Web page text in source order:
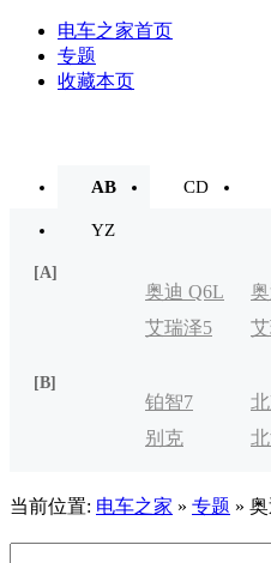
电车之家首页
专题
收藏本页
AB CD
YZ
[A]
奥迪 Q6L
e-tron
艾瑞泽5
[B]
铂智7
别克
当前位置: 电车之家 » 专题 »